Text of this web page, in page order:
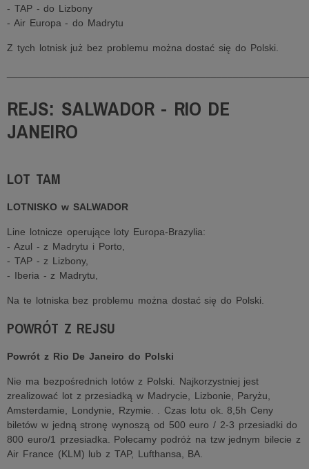
- TAP - do Lizbony
- Air Europa - do Madrytu
Z tych lotnisk już bez problemu można dostać się do Polski.
REJS: SALWADOR - RIO DE
JANEIRO
LOT TAM
LOTNISKO w SALWADOR
Line lotnicze operujące loty Europa-Brazylia:
- Azul - z Madrytu i Porto,
- TAP - z Lizbony,
- Iberia - z Madrytu,
Na te lotniska bez problemu można dostać się do Polski.
POWRÓT Z REJSU
Powrót z Rio De Janeiro do Polski
Nie ma bezpośrednich lotów z Polski. Najkorzystniej jest
zrealizować lot z przesiadką w Madrycie, Lizbonie, Paryżu,
Amsterdamie, Londynie, Rzymie. . Czas lotu ok. 8,5h Ceny
biletów w jedną stronę wynoszą od 500 euro / 2-3 przesiadki do
800 euro/1 przesiadka. Polecamy podróż na tzw jednym bilecie z
Air France (KLM) lub z TAP, Lufthansa, BA.